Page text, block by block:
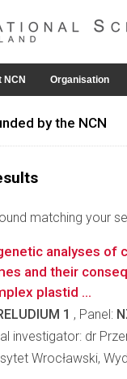
NCN Organisation
by the NCN
matching your
analyses of
and their
plastid ...
1 , Panel:
investigator: dr
Wrocławski,